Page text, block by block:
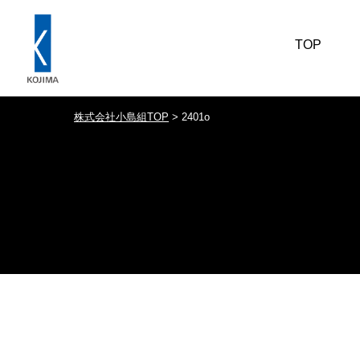
TOP
株式会社小島組TOP > 2401o